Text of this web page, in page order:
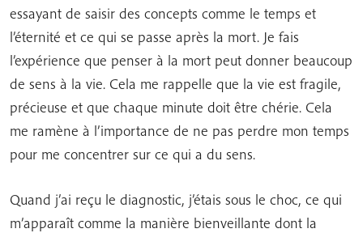
essayant de saisir des concepts comme le temps et
l’éternité et ce qui se passe après la mort. Je fais
l’expérience que penser à la mort peut donner beaucoup
de sens à la vie. Cela me rappelle que la vie est fragile,
précieuse et que chaque minute doit être chérie. Cela
me ramène à l’importance de ne pas perdre mon temps
pour me concentrer sur ce qui a du sens.
Quand j’ai reçu le diagnostic, j’étais sous le choc, ce qui
m’apparaît comme la manière bienveillante dont la